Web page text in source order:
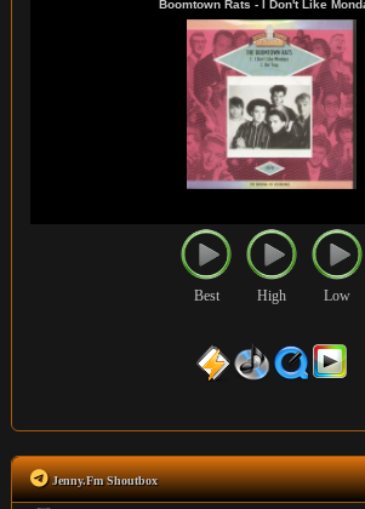
Best High Low
Jenny.Fm Shoutbox